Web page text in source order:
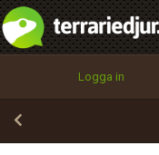
Logga in
integritetspolicy
Namn:
Epost:
Begär nytt lösenord